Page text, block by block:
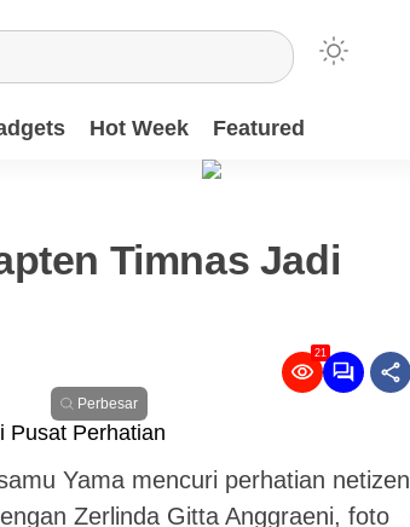
Hot Week Featured
Timnas Jadi
21
Perbesar
Yama mencuri perhatian netizen
Zerlinda Gitta Anggraeni, foto